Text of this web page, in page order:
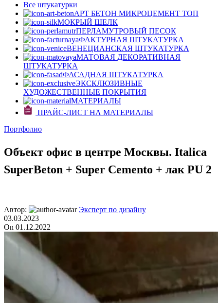
Все штукатурки
АРТ БЕТОН МИКРОЦЕМЕНТ ТОП
МОКРЫЙ ШЕЛК
ПЕРЛАМУТРОВЫЙ ПЕСОК
ФАКТУРНАЯ ШТУКАТУРКА
ВЕНЕЦИАНСКАЯ ШТУКАТУРКА
МАТОВАЯ ДЕКОРАТИВНАЯ
ШТУКАТУРКА
ФАСАДНАЯ ШТУКАТУРКА
ЭКСКЛЮЗИВНЫЕ
ХУДОЖЕСТВЕННЫЕ ПОКРЫТИЯ
МАТЕРИАЛЫ
ПРАЙС-ЛИСТ НА МАТЕРИАЛЫ
Портфолио
Объект офис в центре Москвы. Italica
SuperBeton + Super Cemento + лак PU 2
Автор:
Эксперт по дизайну
03.03.2023
On 01.12.2022